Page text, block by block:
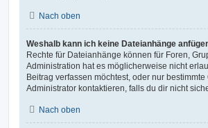
Nach oben
Weshalb kann ich keine Dateianhänge
Rechte für Dateianhänge können für Foren,
Administration hat es möglicherweise nicht
Beitrag verfassen möchtest, oder nur
Administrator kontaktieren, falls du dir nicht
Nach oben